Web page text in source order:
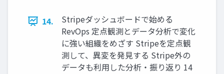
14.
Stripeダッシュボードで始める
RevOps 定点観測とデータ分析で変化
に強い組織をめざす Stripeを定点観
測して、異変を発見する Stripe外の
データも利用した分析・振り返り 14